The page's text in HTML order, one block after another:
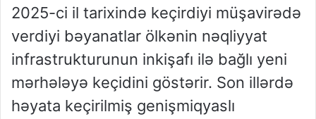
2025-ci il tarixində keçirdiyi müşavirədə
verdiyi bəyanatlar ölkənin nəqliyyat
infrastrukturunun inkişafı ilə bağlı yeni
mərhələyə keçidini göstərir. Son illərdə
həyata keçirilmiş genişmiqyaslı